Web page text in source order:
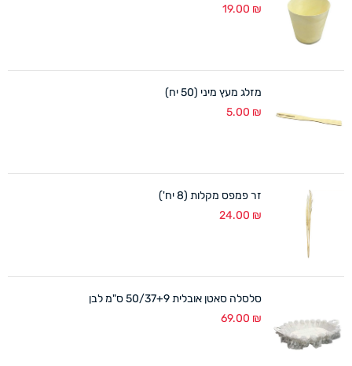
19.00 ₪
מזלג מעץ מיני (50 יח)
5.00 ₪
זר פמפס מקלות (8 יח')
24.00 ₪
סלסלה סאטן אובלית 50/37+9 ס"מ לבן
69.00 ₪